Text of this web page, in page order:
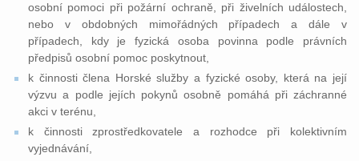
osobní pomoci při požární ochraně, při živelních událostech,
nebo v obdobných mimořádných případech a dále v
případech, kdy je fyzická osoba povinna podle právních
předpisů osobní pomoc poskytnout,
k činnosti člena Horské služby a fyzické osoby, která na její
výzvu a podle jejích pokynů osobně pomáhá při záchranné
akci v terénu,
k činnosti zprostředkovatele a rozhodce při kolektivním
vyjednávání,